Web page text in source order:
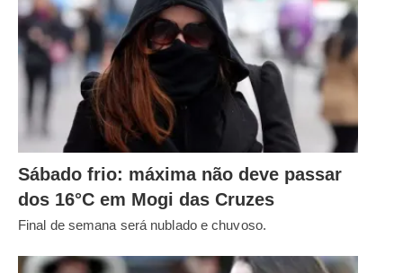
Sábado frio: máxima não deve passar
dos 16°C em Mogi das Cruzes
Final de semana será nublado e chuvoso.